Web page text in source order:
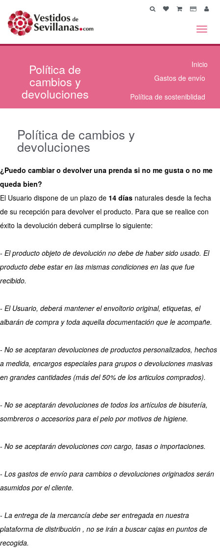
Políticade
cambios y
devoluciones
Inicio
Gastos de envío
Política de sosteniblidad
Política de cambios y
devoluciones
¿Puedo cambiar o devolver una prenda si no me gusta o no me
queda bien?
El Usuario dispone de un plazo de 14 días naturales desde la fecha
de su recepción para devolver el producto. Para que se realice con
éxito la devolución deberá cumplirse lo siguiente:
- El producto objeto de devolución no debe de haber sido usado. El
producto debe estar en las mismas condiciones en las que fue
recibido.
- El Usuario, deberá mantener el envoltorio original, etiquetas, el
albarán de compra y toda aquella documentación que le acompañe.
- No se aceptaran devoluciones de productos personalizados, hechos
a medida, encargos especiales para grupos o devoluciones masivas
en grandes cantidades (más del 50% de los articulos comprados).
- No se aceptarán devoluciones de todos los artículos de bisutería,
sombreros o accesorios para el pelo por motivos de higiene.
- No se aceptarán devoluciones con cargo, tasas o importaciones.
- Los gastos de envío para cambios o devoluciones originados serán
asumidos por el cliente.
- La entrega de la mercancía debe ser entregada en nuestra
plataforma de distribución , no se irán a buscar cajas en puntos de
recogida.